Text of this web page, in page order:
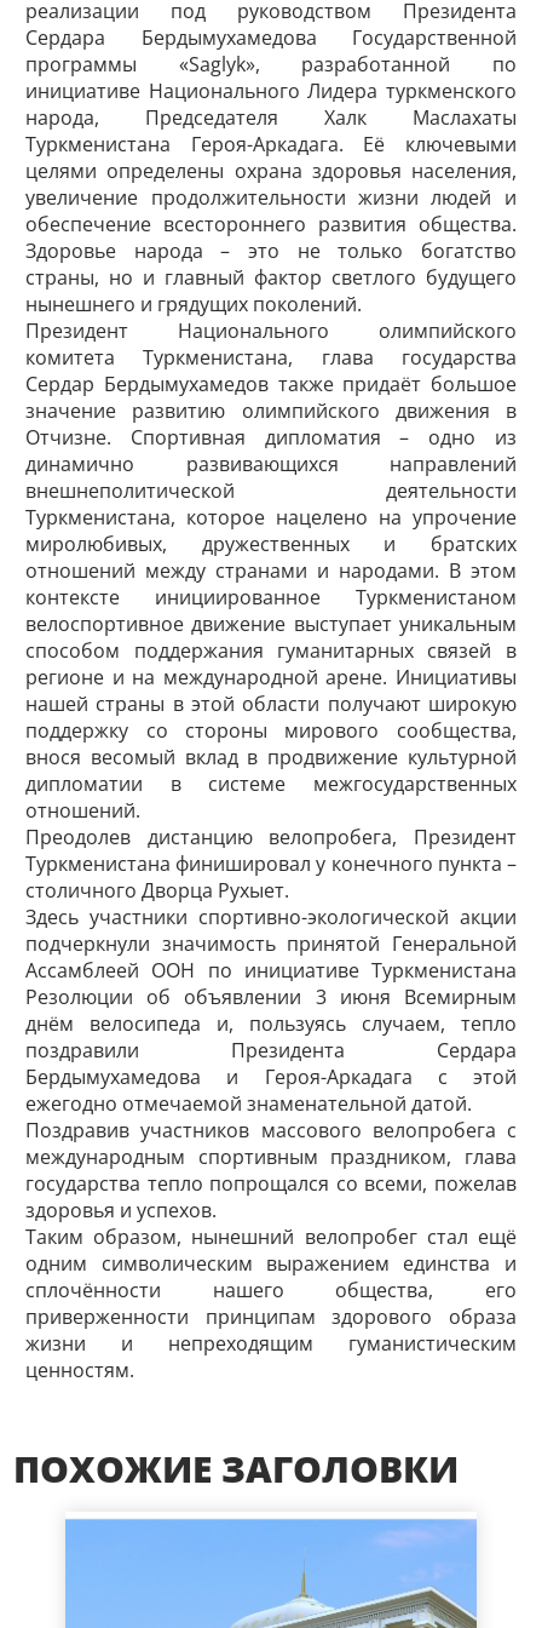
реализации под руководством Президента
Сердара Бердымухамедова Государственной
программы «Saglyk», разработанной по
инициативе Национального Лидера туркменского
народа, Председателя Халк Маслахаты
Туркменистана Героя-­Аркадага. Её ключевыми
целями определены охрана здоровья населения,
увеличение продолжительности жизни людей и
обеспечение всестороннего развития общества.
Здоровье народа – это не только богатство
страны, но и главный фактор светлого будущего
нынешнего и грядущих поколений.
Президент Национального олимпийского
комитета Туркменистана, глава государства
Сердар Бердымухамедов также придаёт большое
значение развитию олимпийского движения в
Отчизне. Спортивная дипломатия – одно из
динамично развивающихся направлений
внешнеполитической деятельности
Туркменистана, которое нацелено на упрочение
миролюбивых, дружественных и братских
отношений между странами и народами. В этом
контексте инициированное Туркменистаном
велоспортивное движение выступает уникальным
способом поддержания гуманитарных связей в
регионе и на международной арене. Инициативы
нашей страны в этой области получают широкую
поддержку со стороны мирового сообщества,
внося весомый вклад в продвижение культурной
дипломатии в системе межгосударственных
отношений.
Преодолев дистанцию велопробега, Президент
Туркменистана финишировал у конечного пункта –
столичного Дворца Рухыет.
Здесь участники спортивно-экологической акции
подчеркнули значимость принятой Генеральной
Ассамблеей ООН по инициативе Туркменистана
Резолюции об объявлении 3 июня Всемирным
днём велосипеда и, пользуясь случаем, тепло
поздравили Президента Сердара
Бердымухамедова и Героя-Аркадага с этой
ежегодно отмечаемой знаменательной датой.
Поздравив участников массового велопробега с
международным спортивным праздником, глава
государства тепло попрощался со всеми, пожелав
здоровья и успехов.
Таким образом, нынешний велопробег стал ещё
одним символическим выражением единства и
сплочённости нашего общества, его
приверженности принципам здорового образа
жизни и непреходящим гуманистическим
ценностям.
ПОХОЖИЕ ЗАГОЛОВКИ